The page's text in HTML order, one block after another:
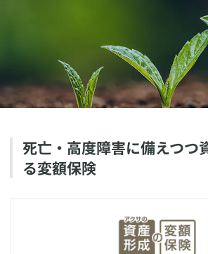
死亡・高度障害に備えつつ
る変額保険